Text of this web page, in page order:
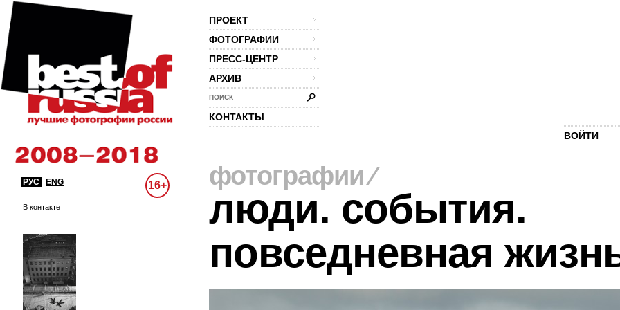
ПРОЕКТ
ФОТОГРАФИИ
ПРЕСС-ЦЕНТР
АРХИВ
ПОИСК
КОНТАКТЫ
ВОЙТИ
РУС ENG 16+
В контакте
фотографии⁄
люди. события.
повседневная